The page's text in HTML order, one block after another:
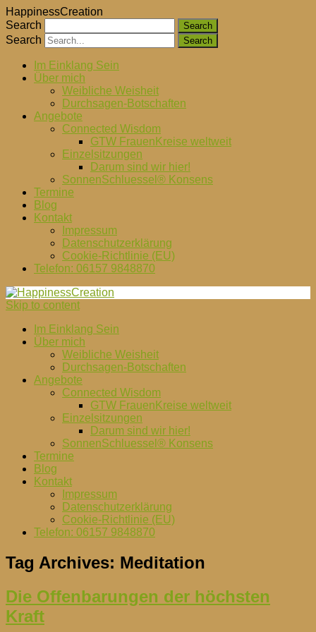
HappinessCreation
Search
Search
Im Einklang Sein
Über mich
Weibliche Weisheit
Durchsagen-Botschaften
Angebote
Connected Wisdom
GTW FrauenKreise weltweit
Einzelsitzungen
Darum sind wir hier!
SonnenSchluessel® Konsens
Termine
Blog
Kontakt
Impressum
Datenschutzerklärung
Cookie-Richtlinie (EU)
Telefon: 06157 9848870
Skip to content
Im Einklang Sein
Über mich
Weibliche Weisheit
Durchsagen-Botschaften
Angebote
Connected Wisdom
GTW FrauenKreise weltweit
Einzelsitzungen
Darum sind wir hier!
SonnenSchluessel® Konsens
Termine
Blog
Kontakt
Impressum
Datenschutzerklärung
Cookie-Richtlinie (EU)
Telefon: 06157 9848870
Tag Archives: Meditation
Die Offenbarungen der höchsten
Kraft